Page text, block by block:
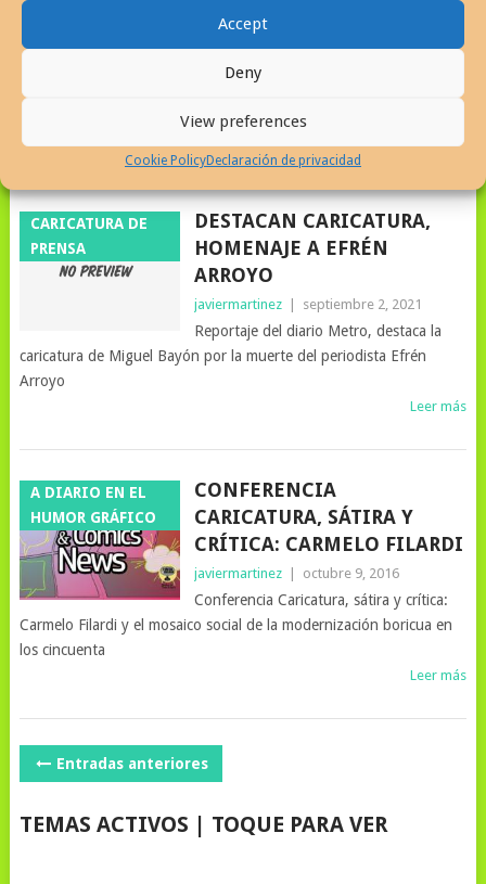
Accept
Deny
View preferences
Cookie PolicyDeclaración de privacidad
javiermartinez
destacado de las páginas del Nuevo Dia,
Dibujó la farándula y fauna política de Puerto Rico.
CARICATURA DE
PRENSA
DESTACAN CARICATURA,
HOMENAJE A EFRÉN
ARROYO
javiermartinez septiembre 2, 2021
Reportaje del diario Metro, destaca la
caricatura de Miguel Bayón por la muerte del periodista Efrén
Arroyo
Leer más
A DIARIO EN EL
HUMOR GRÁFICO
CONFERENCIA
CARICATURA, SÁTIRA Y
CRÍTICA: CARMELO FILARDI
javiermartinez octubre 9, 2016
Conferencia Caricatura, sátira y crítica:
Carmelo Filardi y el mosaico social de la modernización boricua en
los cincuenta
Leer más
NAVEGACIÓN
POSTS
Entradas anteriores
TEMAS ACTIVOS | TOQUE PARA VER